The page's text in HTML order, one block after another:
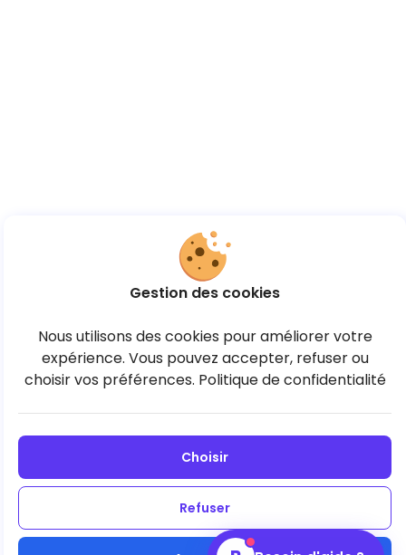
Gestion des cookies
Nous utilisons des cookies pour améliorer votre
expérience. Vous pouvez accepter, refuser ou
choisir vos préférences. Politique de confidentialité
Choisir
Refuser